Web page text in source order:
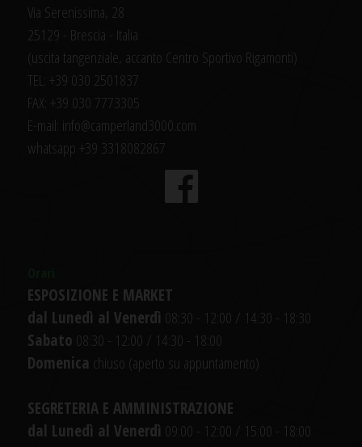
Via Serenissima, 28
25129 - Brescia - Italia
(uscita tangenziale, accanto Centro Sportivo Rigamonti)
TEL: +39 030 2501837
FAX: +39 030 7773305
E-mail: info@camperland3000.com
whatsapp +39 3318082867
ESPOSIZIONE E MARKET
dal Lunedì al Venerdì 08:30 - 12:00 / 14:30 - 18:30
Sabato 08:30 - 12:00 / 14:30 - 18:00
Domenica chiuso (aperto su appuntamento)
SEGRETERIA E AMMINISTRAZIONE
dal Lunedì al Venerdì 09:00 - 12:00 / 15:00 - 18:00